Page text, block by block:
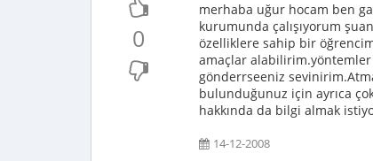
0
merhaba uğur hocam ben
kurumunda çalışıyorum
özelliklere sahip bir
amaçlar
gönderrseeniz
bulunduğunuz için ayrıca
hakkında da bilgi almak
14-12-2008